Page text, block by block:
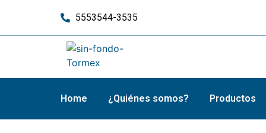
5553544-3535
Home ¿Quiénes somos? Productos